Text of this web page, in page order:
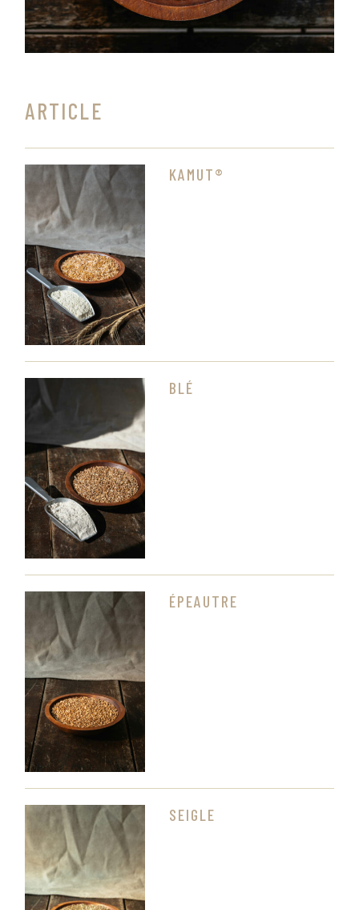
ARTICLE
KAMUT®
BLÉ
ÉPEAUTRE
SEIGLE